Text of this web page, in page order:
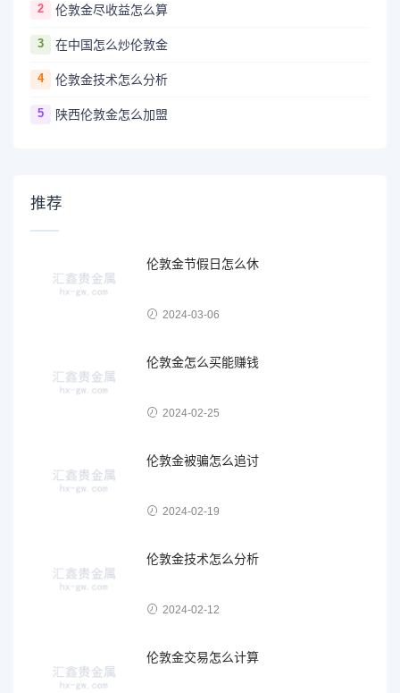
2 伦敦金尽收益怎么算
3 在中国怎么炒伦敦金
4 伦敦金技术怎么分析
5 陕西伦敦金怎么加盟
推荐
伦敦金节假日怎么休
2024-03-06
伦敦金怎么买能赚钱
2024-02-25
伦敦金被骗怎么追讨
2024-02-19
伦敦金技术怎么分析
2024-02-12
伦敦金交易怎么计算